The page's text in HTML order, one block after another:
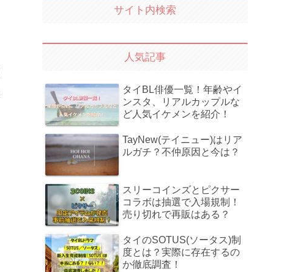
サイト内検索
人気記事
タイBL俳優一覧！年齢やイ
ンスタ、リアルカップルな
ど人気イケメンを紹介！
TayNew(テイニュー)はリア
ルガチ？不仲原因と今は？
スリーコインズとピクサー
コラボは抽選で入場規制！
売り切れで再販はある？
タイのSOTUS(ソータス)制
度とは？実際に存在するの
か徹底調査！